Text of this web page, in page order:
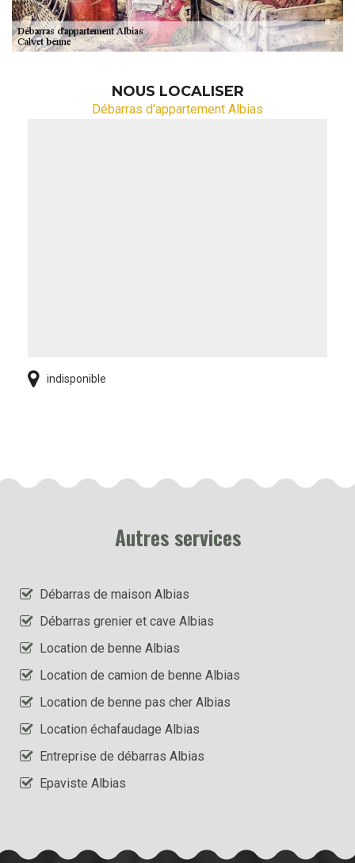
NOUS LOCALISER
Débarras d'appartement Albias
indisponible
Autres services
Débarras de maison Albias
Débarras grenier et cave Albias
Location de benne Albias
Location de camion de benne Albias
Location de benne pas cher Albias
Location échafaudage Albias
Entreprise de débarras Albias
Epaviste Albias